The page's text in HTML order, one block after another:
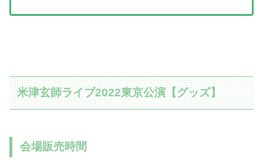
米津玄師ライブ2022東京公演【グッズ】
会場販売時間